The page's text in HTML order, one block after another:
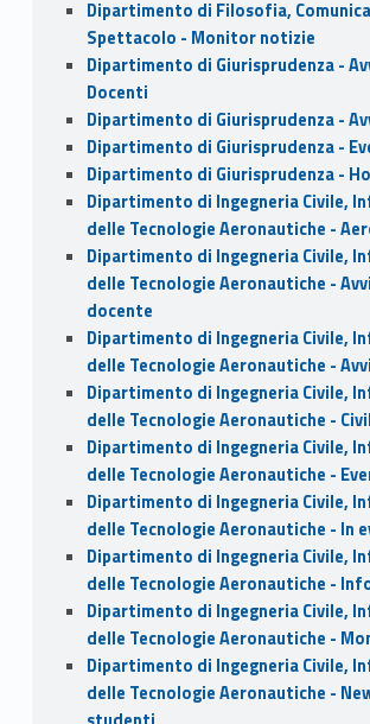
Dipartimento di Filosofia,
Spettacolo - Monitor notizie
Dipartimento di Giurisprudenza -
Docenti
Dipartimento di Giurisprudenza -
Dipartimento di Giurisprudenza -
Dipartimento di Giurisprudenza -
Dipartimento di Ingegneria Civile,
delle Tecnologie Aeronautiche -
Dipartimento di Ingegneria Civile,
delle Tecnologie Aeronautiche -
docente
Dipartimento di Ingegneria Civile,
delle Tecnologie Aeronautiche -
Dipartimento di Ingegneria Civile,
delle Tecnologie Aeronautiche -
Dipartimento di Ingegneria Civile,
delle Tecnologie Aeronautiche -
Dipartimento di Ingegneria Civile,
delle Tecnologie Aeronautiche - In
Dipartimento di Ingegneria Civile,
delle Tecnologie Aeronautiche -
Dipartimento di Ingegneria Civile,
delle Tecnologie Aeronautiche -
Dipartimento di Ingegneria Civile,
delle Tecnologie Aeronautiche -